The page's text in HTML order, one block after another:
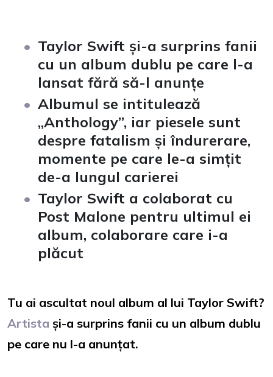
Taylor Swift și-a surprins fanii
cu un album dublu pe care l-a
lansat fără să-l anunțe
Albumul se intitulează
„Anthology”, iar piesele sunt
despre fatalism și îndurerare,
momente pe care le-a simțit
de-a lungul carierei
Taylor Swift a colaborat cu
Post Malone pentru ultimul ei
album, colaborare care i-a
plăcut
Tu ai ascultat noul album al lui Taylor Swift?
Artista și-a surprins fanii cu un album dublu
pe care nu l-a anunțat.